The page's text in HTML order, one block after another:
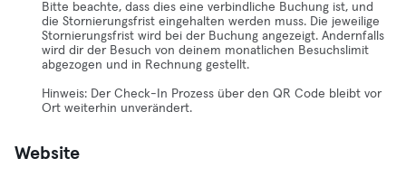
Bitte beachte, dass dies eine verbindliche Buchung ist, und
die Stornierungsfrist eingehalten werden muss. Die jeweilige
Stornierungsfrist wird bei der Buchung angezeigt. Andernfalls
wird dir der Besuch von deinem monatlichen Besuchslimit
abgezogen und in Rechnung gestellt.
Hinweis: Der Check-In Prozess über den QR Code bleibt vor
Ort weiterhin unverändert.
Website